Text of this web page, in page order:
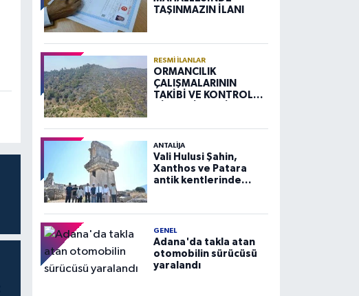
TAŞINMAZIN İLANI
RESMI İLANLAR
ORMANCILIK
ÇALIŞMALARININ
TAKİBİ VE KONTROLÜ
ANTALIJA
Vali Hulusi Şahin,
Xanthos ve Patara
antik kentlerinde
GENEL
Adana'da takla atan
otomobilin sürücüsü
yaralandı